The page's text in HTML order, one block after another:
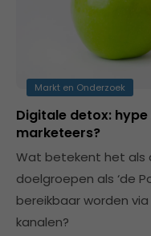
Markt en Onderzoek
Digitale detox:
marketeers?
Wat betekent het als
doelgroepen als ‘de
bereikbaar worden
kanalen?